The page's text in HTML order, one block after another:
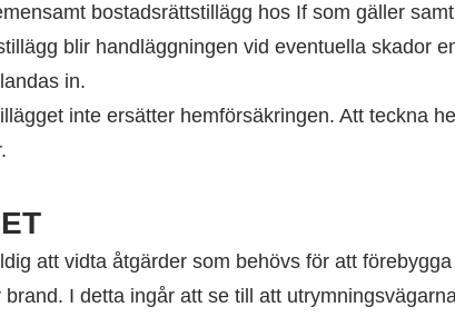
bostadsrättstillägg hos If som gäller
blir handläggningen vid eventuella skador
in.
inte ersätter hemförsäkringen. Att teckna
att vidta åtgärder som behövs för att
I detta ingår att se till att